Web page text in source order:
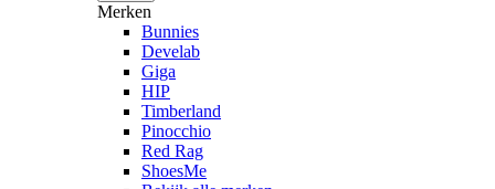
Merken
Bunnies
Develab
Giga
HIP
Timberland
Pinocchio
Red Rag
ShoesMe